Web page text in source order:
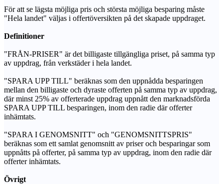
För att se lägsta möjliga pris och största möjliga besparing måste
"Hela landet" väljas i offertöversikten på det skapade uppdraget.
Definitioner
"FRÅN-PRISER" är det billigaste tillgängliga priset, på samma typ
av uppdrag, från verkstäder i hela landet.
"SPARA UPP TILL" beräknas som den uppnådda besparingen
mellan den billigaste och dyraste offerten på samma typ av uppdrag,
där minst 25% av offerterade uppdrag uppnått den marknadsförda
SPARA UPP TILL besparingen, inom den radie där offerter
inhämtats.
"SPARA I GENOMSNITT" och "GENOMSNITTSPRIS"
beräknas som ett samlat genomsnitt av priser och besparingar som
uppnåtts på offerter, på samma typ av uppdrag, inom den radie där
offerter inhämtats.
Övrigt